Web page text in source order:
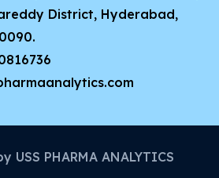
District, Hyderabad,
USS PHARMA ANALYTICS